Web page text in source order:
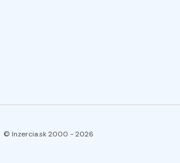
© Inzercia.sk 2000 -2026